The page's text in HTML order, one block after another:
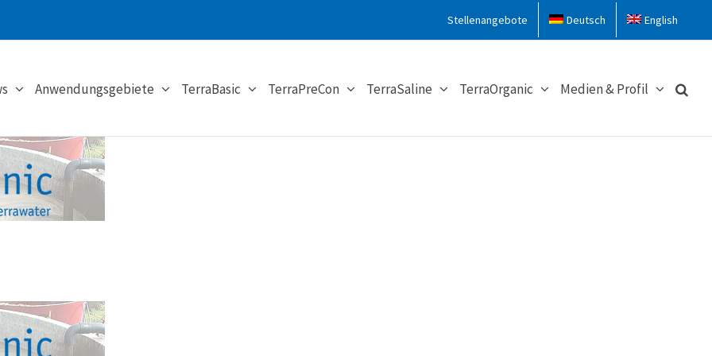
Stellenangebote Deutsch English
Anwendungsgebiete TerraBasic TerraPreCon TerraSaline TerraOrganic Medien & Profil